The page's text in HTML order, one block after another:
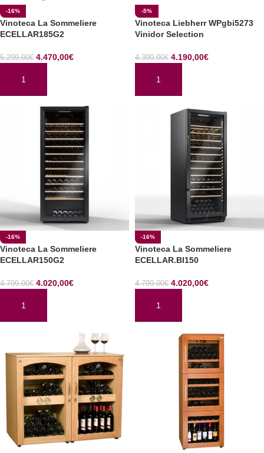
-16%
Vinoteca La Sommeliere
ECELLAR185G2
5.299,00€ 4.470,00€
AÑADIR AL CARRITO
-5%
Vinoteca Liebherr WPgbi5273
Vinidor Selection
4.390,00€ 4.190,00€
AÑADIR AL CARRITO
-16%
Vinoteca La Sommeliere
ECELLAR150G2
4.799,00€ 4.020,00€
AÑADIR AL CARRITO
-16%
Vinoteca La Sommeliere
ECELLAR.BI150
4.799,00€ 4.020,00€
AÑADIR AL CARRITO